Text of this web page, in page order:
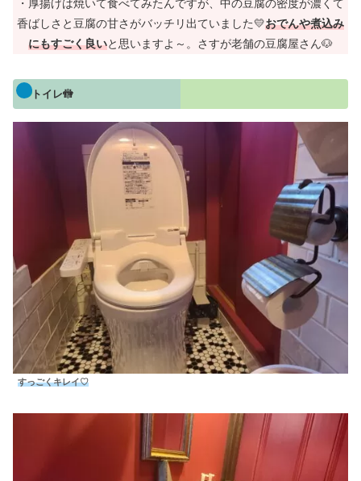
・厚揚げは焼いて食べてみたんですが、中の豆腐の密度が濃くて
香ばしさと豆腐の甘さがバッチリ出ていました💛おでんや煮込み
にもすごく良いと思いますよ～。さすが老舗の豆腐屋さん🐶
トイレ🚻
すっごくキレイ♡